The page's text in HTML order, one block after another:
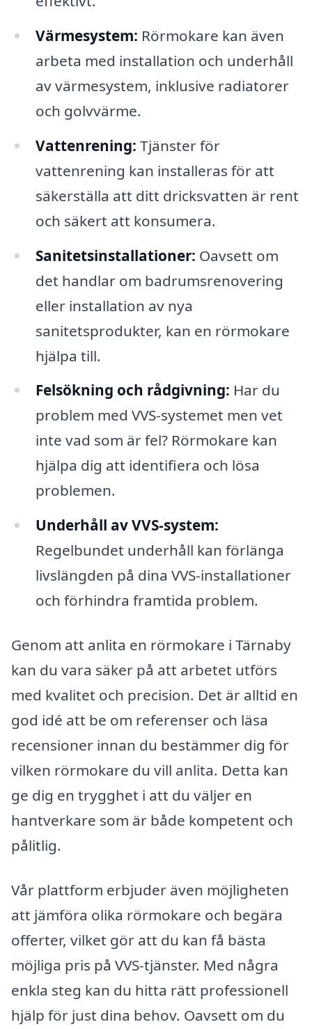
Värmesystem: Rörmokare kan även
arbeta med installation och underhåll
av värmesystem, inklusive radiatorer
och golvvärme.
Vattenrening: Tjänster för
vattenrening kan installeras för att
säkerställa att ditt dricksvatten är rent
och säkert att konsumera.
Sanitetsinstallationer: Oavsett om
det handlar om badrumsrenovering
eller installation av nya
sanitetsprodukter, kan en rörmokare
hjälpa till.
Felsökning och rådgivning: Har du
problem med VVS-systemet men vet
inte vad som är fel? Rörmokare kan
hjälpa dig att identifiera och lösa
problemen.
Underhåll av VVS-system:
Regelbundet underhåll kan förlänga
livslängden på dina VVS-installationer
och förhindra framtida problem.
Genom att anlita en rörmokare i Tärnaby
kan du vara säker på att arbetet utförs
med kvalitet och precision. Det är alltid en
god idé att be om referenser och läsa
recensioner innan du bestämmer dig för
vilken rörmokare du vill anlita. Detta kan
ge dig en trygghet i att du väljer en
hantverkare som är både kompetent och
pålitlig.
Vår plattform erbjuder även möjligheten
att jämföra olika rörmokare och begära
offerter, vilket gör att du kan få bästa
möjliga pris på VVS-tjänster. Med några
enkla steg kan du hitta rätt professionell
hjälp för just dina behov. Oavsett om du